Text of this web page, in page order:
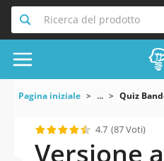
Ricerca del prodotto
Pagina iniziale ... Quiz
4.7 (87 Voti)
Versione